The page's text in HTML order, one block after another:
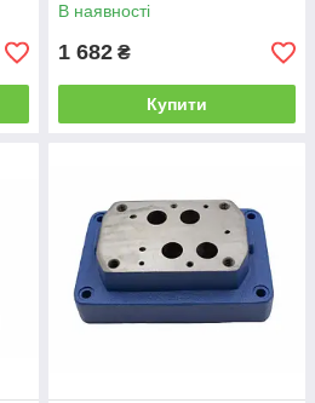
В наявності
1 682 ₴
Купити